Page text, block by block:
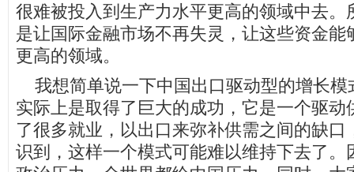
很难被投入到生产力水平更高的领域中去。
是让国际金融市场不再失灵，让这些资金能
更高的领域。
我想简单说一下中国出口驱动型的增长模
实际上是取得了巨大的成功，它是一个驱动
了很多就业，以出口来弥补供需之间的缺口
识到，这样一个模式可能难以维持下去了。